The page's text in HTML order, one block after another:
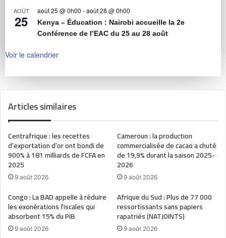
AOÛT
25
août 25 @ 0h00 -août 28 @ 0h00
Kenya – Éducation : Nairobi accueille la 2e
Conférence de l’EAC du 25 au 28 août
Voir le calendrier
Articles similaires
Centrafrique : les recettes
d’exportation d’or ont bondi de
900% à 181 milliards de FCFA en
2025
9 août 2026
Cameroun : la production
commercialisée de cacao a chuté
de 19,9% durant la saison 2025-
2026
9 août 2026
Congo : La BAD appelle à réduire
les exonérations fiscales qui
absorbent 15% du PIB
9 août 2026
Afrique du Sud : Plus de 77 000
ressortissants sans papiers
rapatriés (NATJOINTS)
9 août 2026